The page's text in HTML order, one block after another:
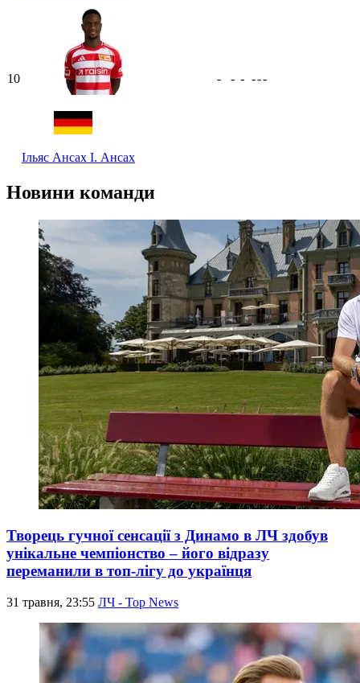
10
Ільяс Ансах І. Ансах
- - - ---
Новини команди
Творець гучної сенсації з Динамо в ЛЧ здобув
унікальне чемпіонство – його відразу
переманили в топ-лігу до українця
31 травня, 23:55 ЛЧ - Top News